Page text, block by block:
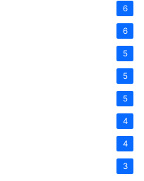
6
6
5
5
5
4
4
3